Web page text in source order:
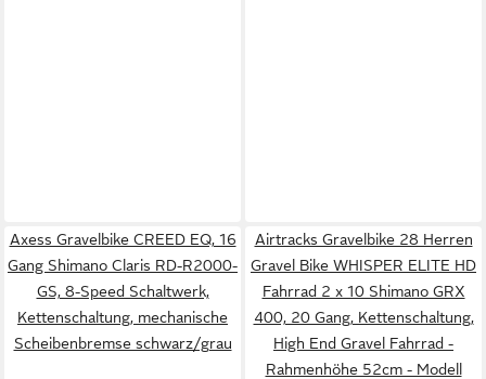
Axess Gravelbike CREED EQ, 16
Gang Shimano Claris RD-R2000-
GS, 8-Speed Schaltwerk,
Kettenschaltung, mechanische
Scheibenbremse schwarz/grau
Airtracks Gravelbike 28 Herren
Gravel Bike WHISPER ELITE HD
Fahrrad 2 x 10 Shimano GRX
400, 20 Gang, Kettenschaltung,
High End Gravel Fahrrad -
Rahmenhöhe 52cm - Modell